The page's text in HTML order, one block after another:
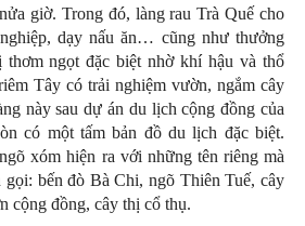
giờ. Trong đó, làng rau Trà Quế cho
dạy nấu ăn… cũng như thưởng
ngọt đặc biệt nhờ khí hậu và thổ
Tây có trải nghiệm vườn, ngắm cây
này sau dự án du lịch cộng đồng của
có một tấm bản đồ du lịch đặc biệt.
xóm hiện ra với những tên riêng mà
bến đò Bà Chi, ngõ Thiên Tuế, cây
cộng đồng, cây thị cổ thụ.